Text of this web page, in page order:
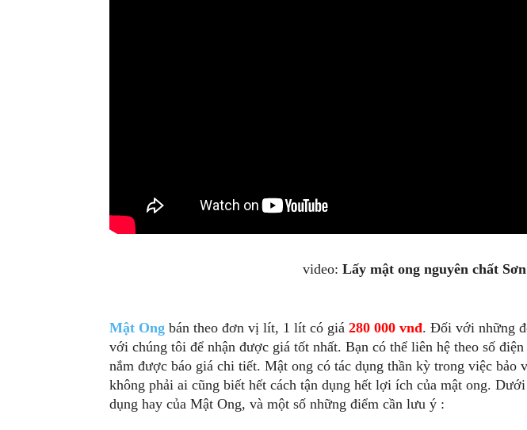
video: Lấy mật ong nguyên chất
Mật Ong bán theo đơn vị lít, 1 lít có giá 280 000 vnđ. Đối với những
với chúng tôi để nhận được giá tốt nhất. Bạn có thể liên hệ theo số điện
nắm được báo giá chi tiết. Mật ong có tác dụng thần kỳ trong việc bảo
không phải ai cũng biết hết cách tận dụng hết lợi ích của mật ong.
dụng hay của Mật Ong, và một số những điểm cần lưu ý :